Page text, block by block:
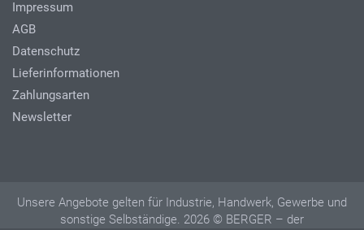
Impressum
AGB
Datenschutz
Lieferinformationen
Zahlungsarten
Newsletter
Unsere Angebote gelten für Industrie, Handwerk, Gewerbe und
sonstige Selbständige. 2026 © BERGER – der